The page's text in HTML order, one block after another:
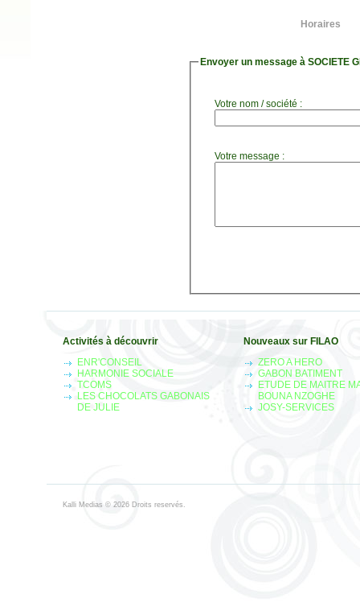
Horaires
Envoyer un message à SOCIETE
Votre nom / société :
Votre message :
Activités à découvrir
ENR'CONSEIL
HARMONIE SOCIALE
TCOMS
LES CHOCOLATS GABONAIS
DE JULIE
Nouveaux sur FILAO
ZERO A HERO
GABON BATIMENT
ETUDE DE MAITRE
BOUNA NZOGHE
JOSY-SERVICES
Kalli Medias © 2026 Droits reservés.